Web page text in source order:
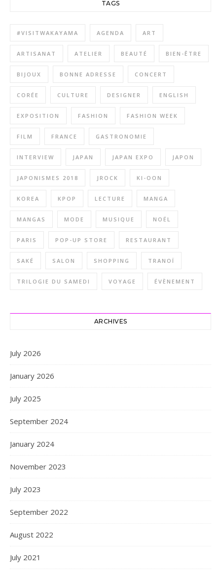
TAGS
#VISITWAKAYAMA AGENDA ART
ARTISANAT ATELIER BEAUTÉ BIEN-ÊTRE
BIJOUX BONNE ADRESSE CONCERT
CORÉE CULTURE DESIGNER ENGLISH
EXPOSITION FASHION FASHION WEEK
FILM FRANCE GASTRONOMIE
INTERVIEW JAPAN JAPAN EXPO JAPON
JAPONISMES 2018 JROCK KI-OON
KOREA KPOP LECTURE MANGA
MANGAS MODE MUSIQUE NOËL
PARIS POP-UP STORE RESTAURANT
SAKÉ SALON SHOPPING TRANOÏ
TRILOGIE DU SAMEDI VOYAGE ÉVÈNEMENT
ARCHIVES
July 2026
January 2026
July 2025
September 2024
January 2024
November 2023
July 2023
September 2022
August 2022
July 2021